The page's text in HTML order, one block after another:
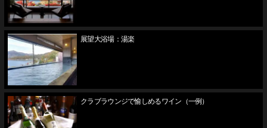
展望大浴場：湯楽
クラブラウンジで愉しめるワイン（一例）